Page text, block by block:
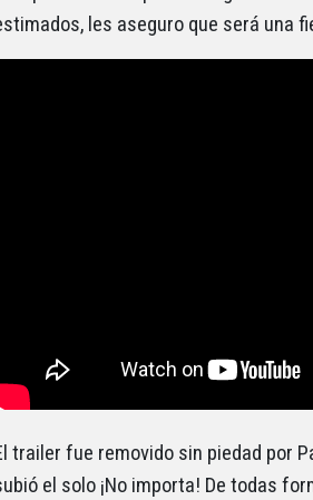
les aseguro que será una
trailer fue removido sin piedad por
el solo ¡No importa! De todas